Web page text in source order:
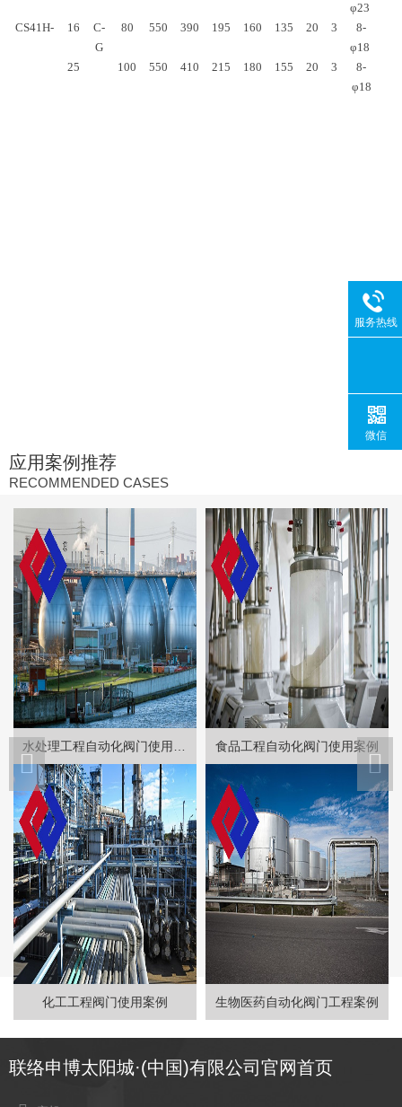
φ23
CS41H-
16
C-
G
80 550 390 195 160 135 20 3
8-
φ18
25
100 550 410 215 180 155 20 3
8-
φ18
应用案例推荐
RECOMMENDED CASES
食品工程自动化阀门使用案例
化工工程阀门使用案例 生物医药自动化阀门工程案例
联络申博太阳城·(中国)有限公司官网首页
服务热线
微信